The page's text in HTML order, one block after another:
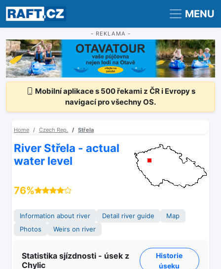
Registrace Přihlášení MENU
- REKLAMA -
Mobilní aplikace s 500 řekami z ČR i Evropy s
navigací pro všechny OS.
Home Czech Rep. Střela
River Střela - actual
water level
76%
Information about river Detail river guide
Map
Photos
Weirs on river
Statistika sjízdnosti - úsek z
Chylic
Historie
úseku